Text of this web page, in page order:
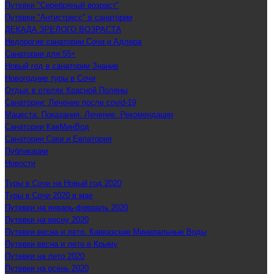
Путевки "Серебряный возраст"
Путевки "Антистресс" в санатории
ДЕКАДА ЗРЕЛОГО ВОЗРАСТА
Недорогие санатории Сочи и Адлера
Санатории для 55+
Новый год в санатории Знание
Новогодние туры в Сочи
Отдых в отелях Красной Поляны
Санатории: Лечение после covid-19
Мацеста: Показания. Лечение. Рекомендации
Санатории КавМинВод
Санатории Саки и Евпатория
Публикации
Новости
Туры в Сочи на Новый год 2020
Туры в Сочи 2020 в мае
Путевки на январь-февраль 2020
Путевки на весну 2020
Путевки весна и лето. Кавказские Минеральные Воды
Путевки весна и лето в Крыму
Путевки на лето 2020
Путевки на осень 2020